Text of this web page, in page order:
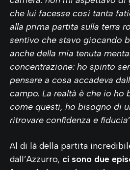
che lui facesse così tanta
alla prima partita sulla terra
sentivo che stavo giocando
anche della mia tenuta
concentrazione: ho spinto
pensare a cosa accadeva
campo. La realtà è che io ho
come questi, ho bisogno di
ritrovare confidenza e fiducia
Al di là della partita
dall’Azzurro, ci sono due